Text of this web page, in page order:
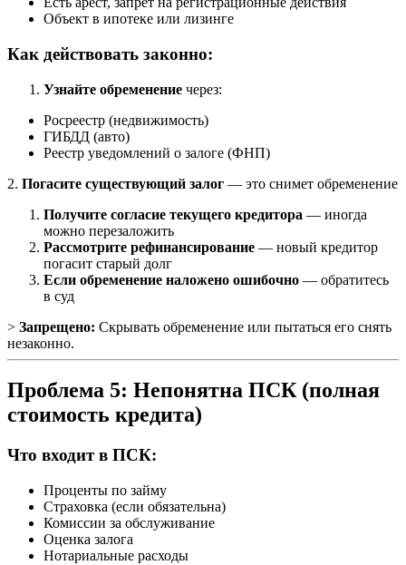
Объект в ипотеке или лизинге
Как действовать законно:
Узнайте обременение через:
Росреестр (недвижимость)
ГИБДД (авто)
Реестр уведомлений о залоге (ФНП)
2. Погасите существующий залог — это снимет обременение
Получите согласие текущего кредитора — иногда
можно перезаложить
Рассмотрите рефинансирование — новый кредитор
погасит старый долг
Если обременение наложено ошибочно — обратитесь
в суд
> Запрещено: Скрывать обременение или пытаться его снять
незаконно.
Проблема 5: Непонятна ПСК (полная
стоимость кредита)
Что входит в ПСК:
Проценты по займу
Страховка (если обязательна)
Комиссии за обслуживание
Оценка залога
Нотариальные расходы